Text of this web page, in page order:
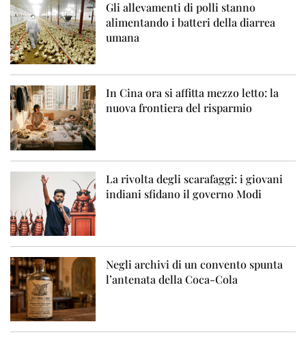
Gli allevamenti di polli stanno
alimentando i batteri della diarrea
umana
In Cina ora si affitta mezzo letto: la
nuova frontiera del risparmio
La rivolta degli scarafaggi: i giovani
indiani sfidano il governo Modi
Negli archivi di un convento spunta
l’antenata della Coca-Cola